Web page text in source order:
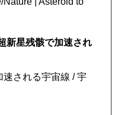
新星残骸で加速され
速される宇宙線 / 宇